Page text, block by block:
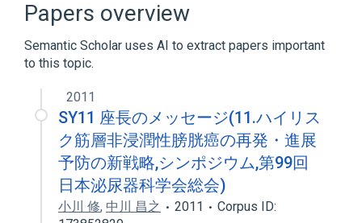
Papers overview
Semantic Scholar uses AI to extract papers important
to this topic.
2011
SY11 座長のメッセージ(11.ハイリス
ク筋層非浸潤性膀胱癌の再発・進展
予防の新戦略,シンポジウム,第99回
日本泌尿器科学会総会)
小川 修, 中川 昌之 2011
Corpus ID: